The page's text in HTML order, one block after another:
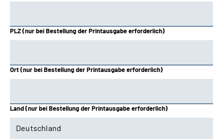
Oldenburg-Bremen
Rheinland
Saarland
Schwaben
PLZ (nur bei Bestellung der Printausgabe erforderlich)
Ort (nur bei Bestellung der Printausgabe erforderlich)
Land (nur bei Bestellung der Printausgabe erforderlich)